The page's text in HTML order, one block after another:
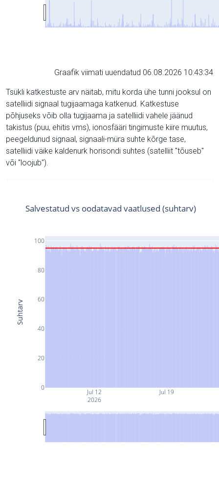
Graafik viimati uuendatud 06.08.2026 10:43:34
Tsükli katkestuste arv näitab, mitu korda ühe tunni jooksul on
satelliidi signaal tugijaamaga katkenud. Katkestuse
põhjuseks võib olla tugijaama ja satelliidi vahele jäänud
takistus (puu, ehitis vms), ionosfääri tingimuste kiire muutus,
peegeldunud signaal, signaali-müra suhte kõrge tase,
satelliidi väike kaldenurk horisondi suhtes (satelliit "tõuseb"
või "loojub").
Jul 12
2026
Jul 19
0
20
40
60
80
100
Salvestatud vs oodatavad vaatlused (suhtarv)
Suhtarv